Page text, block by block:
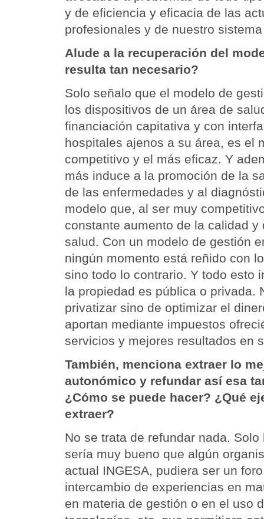
y de eficiencia y eficacia de las
profesionales y de nuestro
Alude a la recuperación del
resulta tan necesario?
Solo señalo que el modelo de
los dispositivos de un área de
financiación capitativa y con
hospitales ajenos a su área, es el
competitivo y el más eficaz. Y
más induce a la promoción de la
de las enfermedades y al
modelo que, al ser muy
constante aumento de la calidad y
salud. Con un modelo de gestión
ningún momento está reñido con
sino todo lo contrario. Y todo esto
la propiedad es pública o privada.
privatizar sino de optimizar el
aportan mediante impuestos
servicios y mejores resultados en
También, menciona extraer lo
autonómico y refundar así esa
¿Cómo se puede hacer? ¿Qué
extraer?
No se trata de refundar nada.
sería muy bueno que algún
actual INGESA, pudiera ser un
intercambio de experiencias en
en materia de gestión o en el uso